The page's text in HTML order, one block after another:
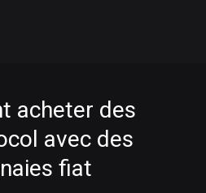
acheter des
avec des
fiat